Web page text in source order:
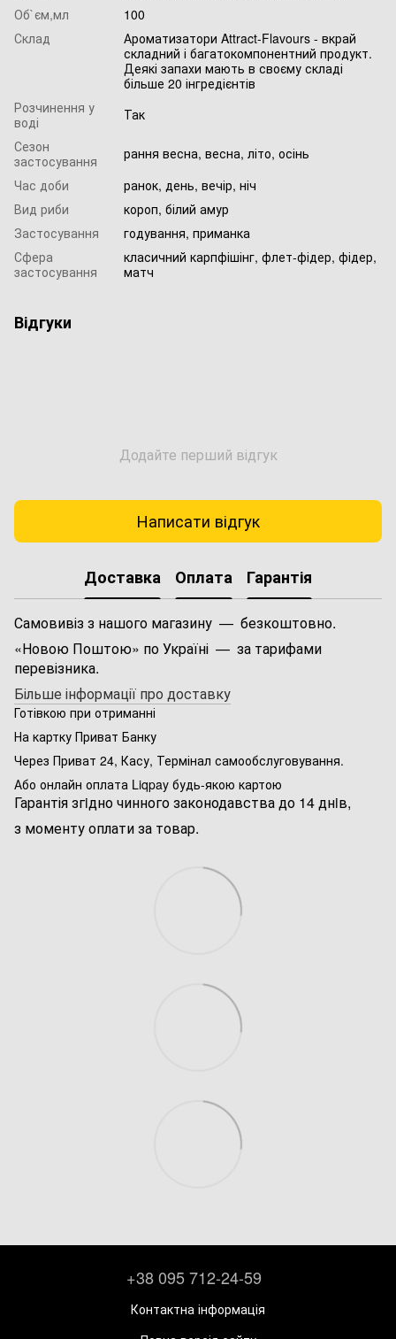
Об`єм,мл
100
Склад
Ароматизатори Attract-Flavours - вкрай
складний і багатокомпонентний продукт.
Деякі запахи мають в своєму складі
більше 20 інгредієнтів
Розчинення у
воді
Так
Сезон
застосування
рання весна, весна, літо, осінь
Час доби
ранок, день, вечір, ніч
Вид риби
короп, білий амур
Застосування
годування, приманка
Сфера
застосування
класичний карпфішінг, флет-фідер, фідер,
матч
Відгуки
Додайте перший відгук
Написати відгук
Доставка Оплата Гарантія
Самовивіз з нашого магазину — безкоштовно.
«Новою Поштою» по Україні — за тарифами
перевізника.
Більше інформації про доставку
Готівкою при отриманні
На картку Приват Банку
Через Приват 24, Касу, Термінал самообслуговування.
Або онлайн оплата Liqpay будь-якою картою
Гарантія згiдно чинного законодавства до 14 днiв,
з моменту оплати за товар.
+38 095 712-24-59
Контактна інформація